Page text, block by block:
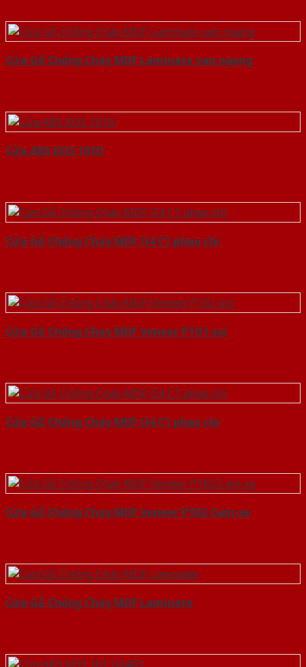
Cửa Gỗ Chống Cháy MDF Laminate van ngang
Cửa ABS KOS 101D
Cửa Gỗ Chống Cháy MDF O4 C1 phao chi
Cửa Gỗ Chống Cháy MDF Veneer P1G1 soi
Cửa Gỗ Chống Cháy MDF O4 C1 phao chi
Cửa Gỗ Chống Cháy MDF Veneer P1R2 Cam xe
Cửa Gỗ Chống Cháy MDF Laminate